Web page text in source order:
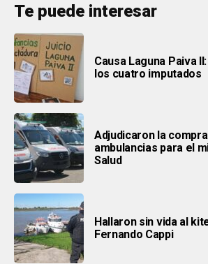
Te puede interesar
Causa Laguna Paiva
los cuatro imputados
Adjudicaron la
ambulancias para el
Salud
Hallaron sin vida al
Fernando Cappi